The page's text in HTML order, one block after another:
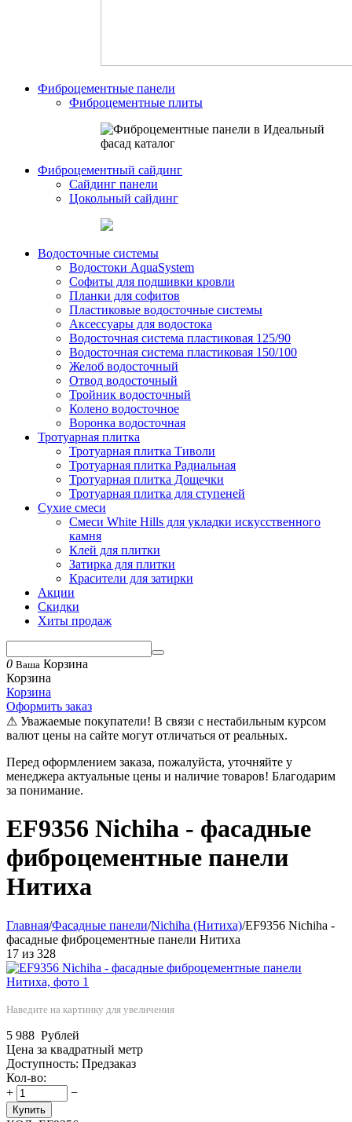
Фиброцементные панели
Фиброцементные плиты
Фиброцементный сайдинг
Сайдинг панели
Цокольный сайдинг
Водосточные системы
Водостоки AquaSystem
Софиты для подшивки кровли
Планки для софитов
Пластиковые водосточные системы
Аксессуары для водостока
Водосточная система пластиковая 125/90
Водосточная система пластиковая 150/100
Желоб водосточный
Отвод водосточный
Тройник водосточный
Колено водосточное
Воронка водосточная
Тротуарная плитка
Тротуарная плитка Тиволи
Тротуарная плитка Радиальная
Тротуарная плитка Дощечки
Тротуарная плитка для ступеней
Сухие смеси
Смеси White Hills для укладки искусственного
камня
Клей для плитки
Затирка для плитки
Красители для затирки
Акции
Скидки
Хиты продаж
0 Ваша Корзина
Корзина
Корзина
Оформить заказ
⚠ Уважаемые покупатели! В связи с нестабильным курсом
валют цены на сайте могут отличаться от реальных.
Перед оформлением заказа, пожалуйста, уточняйте у
менеджера актуальные цены и наличие товаров! Благодарим
за понимание.
EF9356 Nichiha - фасадные
фиброцементные панели
Нитиха
Главная/Фасадные панели/Nichiha (Нитиха)/EF9356 Nichiha -
фасадные фиброцементные панели Нитиха
17 из 328
Наведите на картинку для увеличения
5 988 Рублей
Цена за квадратный метр
Доступность: Предзаказ
Кол-во:
+
−
Купить